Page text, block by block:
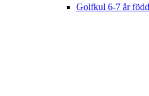
Golfkul 6-7 år